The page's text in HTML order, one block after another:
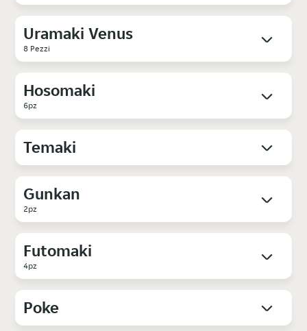
Uramaki Venus
8 Pezzi
Hosomaki
6pz
Temaki
Gunkan
2pz
Futomaki
4pz
Poke